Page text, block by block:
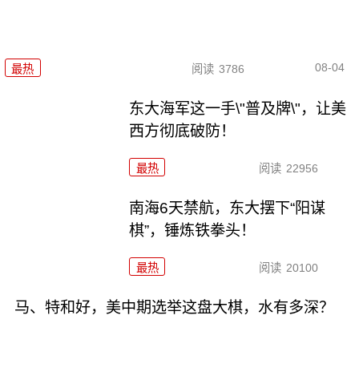
最热 阅读 3786 08-04
东大海军这一手\"普及牌\"，让美
西方彻底破防！
最热 阅读 22956
南海6天禁航，东大摆下“阳谋
棋”，锤炼铁拳头！
最热 阅读 20100
马、特和好，美中期选举这盘大棋，水有多深？